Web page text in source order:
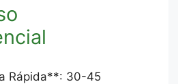
Rápida**: 30-45